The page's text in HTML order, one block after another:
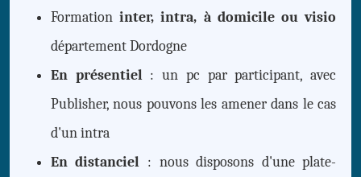
Formationinter, intra, à domicile ou visio
département Dordogne
En présentiel: un pc par participant, avec
Publisher, nous pouvons les amener dans le cas
d'un intra
En distanciel : nous disposons d'une plate-